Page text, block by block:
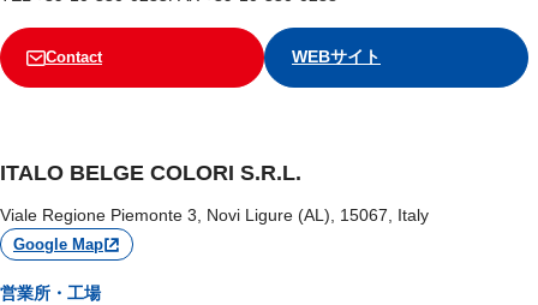
Contact WEBサイト
ITALO BELGE COLORI S.R.L.
Viale Regione Piemonte 3, Novi Ligure (AL), 15067, Italy
Google Map
営業所・工場